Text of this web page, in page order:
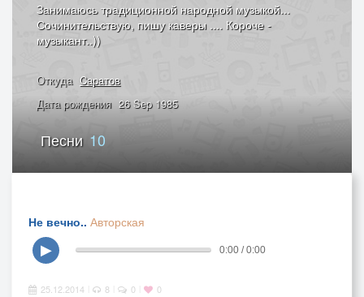
Занимаюсь традиционной народной музыкой...
Сочинительствую, пишу каверы .... Короче -
музыкант..))
Откуда Cаратов
Дата рождения 26 Sep 1985
Песни10
Не вечно.. Авторская
▶
0:00 / 0:00
25.12.2014 8 0 0